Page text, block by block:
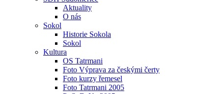
Aktuality
O nás
Sokol
Historie Sokola
Sokol
Kultura
OS Tatrmani
Foto Výprava za českými čerty
Foto kurzy řemesel
Foto Tatrmani 2005